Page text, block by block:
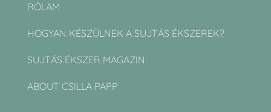
RÓLAM
HOGYAN KÉSZÜLNEK A SUJTÁS ÉKSZEREK?
SUJTÁS ÉKSZER MAGAZIN
ABOUT CSILLA PAPP